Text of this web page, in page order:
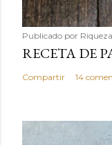
Publicado por
RECETA DE
Compartir 14